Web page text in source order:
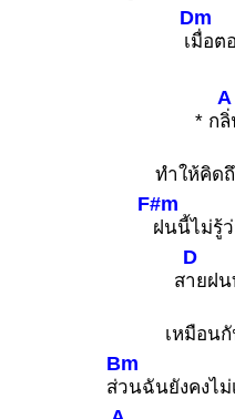
เ
Dm
มื่อต
* ก
A
ลิ่
ทำให้คิด
F#m
ฝนนี้ไม่รู้ว่
ส
D
ายฝน
เหมือน
ส่
Bm
วนฉันยังคงไม่